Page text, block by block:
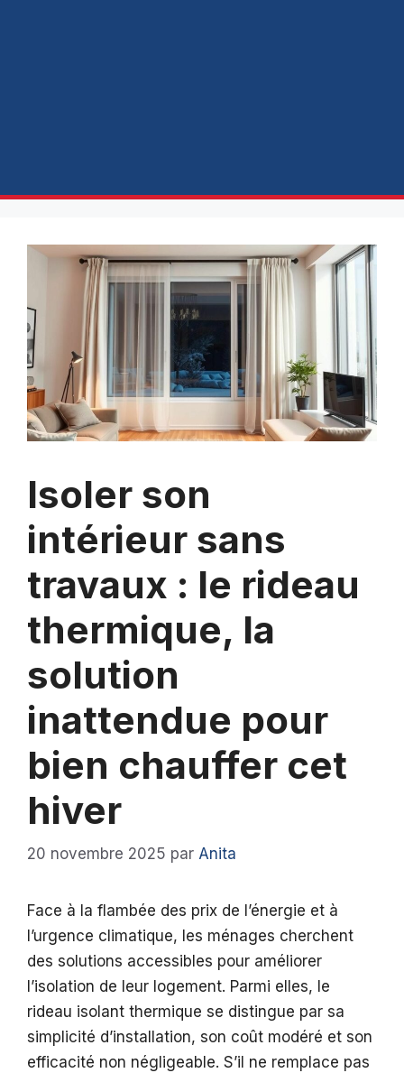
Isoler son
intérieur sans
travaux : le rideau
thermique, la
solution
inattendue pour
bien chauffer cet
hiver
20 novembre 2025 par Anita
Face à la flambée des prix de l’énergie et à
l’urgence climatique, les ménages cherchent
des solutions accessibles pour améliorer
l’isolation de leur logement. Parmi elles, le
rideau isolant thermique se distingue par sa
simplicité d’installation, son coût modéré et son
efficacité non négligeable. S’il ne remplace pas